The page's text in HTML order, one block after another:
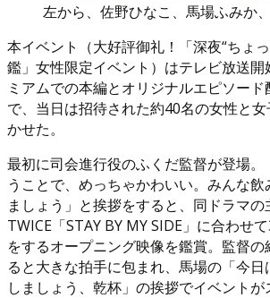
左から、佐野ひなこ、馬場ふみか
本イベント（大好評御礼！「深夜“ちょ
鑑」女性限定イベント）はテレビ放送開
ミアムでの本編とオリジナルエピソー
で、当日は招待された約40名の女性と
かせた。
最初に司会進行役のふくだ監督が登場
うことで、めっちゃかわいい。みんな飲
ましょう」と挨拶をすると、同ドラマ
TWICE「STAY BY MY SIDE」に合わせ
をするオープニング映像を鑑賞。監督
ると大きな拍手に包まれ、馬場の「今
しましょう、乾杯」の挨拶でイベントが